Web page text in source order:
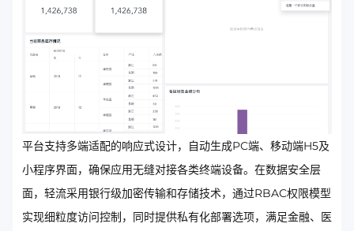
平台支持多端适配的响应式设计，自动生成PC端、移动端H5及
小程序界面，确保应用无缝对接各类终端设备。在数据安全层
面，轻流采用银行级加密传输和存储技术，通过RBAC权限模型
实现细粒度访问控制，同时提供私有化部署选项，满足金融、医